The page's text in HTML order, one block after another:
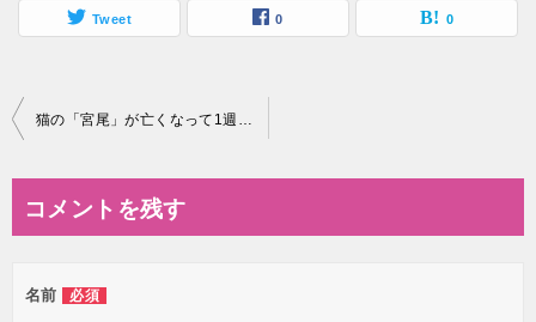
Tweet 0 0
投
ビ
ー
猫の「宮尾」が亡くなって1週間。。。
コメントを残す
名前 必須